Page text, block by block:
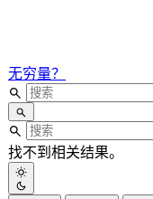
无穷量？
找不到相关结果。